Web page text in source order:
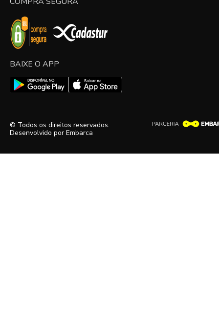
BAIXE O APP
© Todos os direitos reservados.
Desenvolvido por Embarca